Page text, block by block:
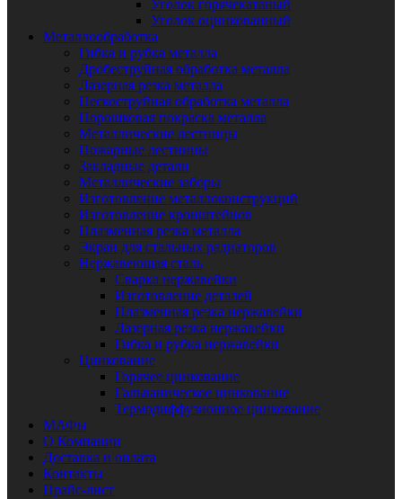
Уголок горячекатаный
Уголок оцинкованный
Металлообработка
Гибка и рубка металла
Дробеструйная обработка металла
Лазерная резка металла
Пескоструйная обработка металла
Порошковая покраска металла
Металлические лестницы
Пожарные лестницы
Закладные детали
Металлические заборы
Изготовление металлоконструкций
Изготовление кронштейнов
Плазменная резка металла
Экран для стальных радиаторов
Нержавеющая сталь
Сварка нержавейки
Изготовление деталей
Плазменная резка нержавейки
Лазерная резка нержавейки
Гибка и рубка нержавейки
Цинкование
Горячее цинкование
Гальваническое цинкование
Термодиффузионное цинкование
МАФы
О Компании
Доставка и оплата
Контакты
Прайс-лист